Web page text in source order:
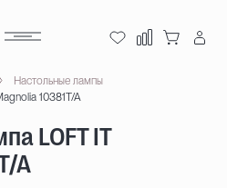
Настольные лампы
10381T/A
LOFT IT
A